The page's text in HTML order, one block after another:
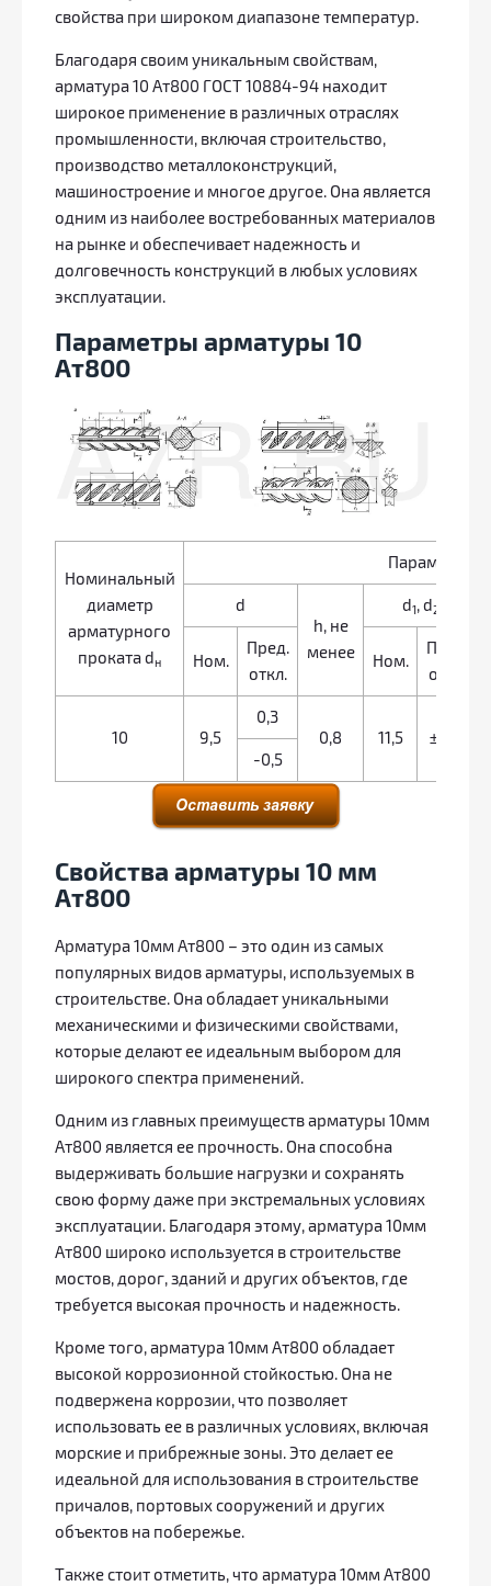
свойства при широком диапазоне температур.
Благодаря своим уникальным свойствам,
арматура 10 Ат800 ГОСТ 10884-94 находит
широкое применение в различных отраслях
промышленности, включая строительство,
производство металлоконструкций,
машиностроение и многое другое. Она является
одним из наиболее востребованных материалов
на рынке и обеспечивает надежность и
долговечность конструкций в любых условиях
эксплуатации.
Параметры арматуры 10
Ат800
Номинальный
диаметр
арматурного
проката dн
Параметры
d
h, не
менее
d1, d2
Ном.
Пред.
откл.
Ном.
Пред.
откл.
10 9,5
0,3
0,8
11,5 ± 0,6
-0,5
Свойства арматуры 10 мм
Ат800
Арматура 10мм Ат800 – это один из самых
популярных видов арматуры, используемых в
строительстве. Она обладает уникальными
механическими и физическими свойствами,
которые делают ее идеальным выбором для
широкого спектра применений.
Одним из главных преимуществ арматуры 10мм
Ат800 является ее прочность. Она способна
выдерживать большие нагрузки и сохранять
свою форму даже при экстремальных условиях
эксплуатации. Благодаря этому, арматура 10мм
Ат800 широко используется в строительстве
мостов, дорог, зданий и других объектов, где
требуется высокая прочность и надежность.
Кроме того, арматура 10мм Ат800 обладает
высокой коррозионной стойкостью. Она не
подвержена коррозии, что позволяет
использовать ее в различных условиях, включая
морские и прибрежные зоны. Это делает ее
идеальной для использования в строительстве
причалов, портовых сооружений и других
объектов на побережье.
Также стоит отметить, что арматура 10мм Ат800